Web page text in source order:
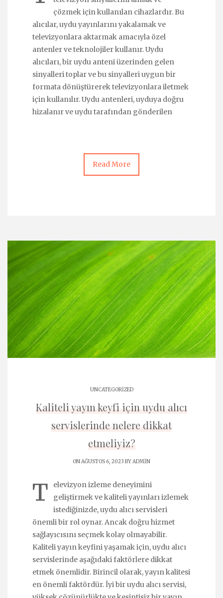
çözmek için kullanılan cihazlardır. Bu
alıcılar, uydu yayınlarını yakalamak ve
televizyonlara aktarmak amacıyla özel
antenler ve teknolojiler kullanır. Uydu
alıcıları, bir uydu anteni üzerinden gelen
sinyalleri toplar ve bu sinyalleri uygun bir
formata dönüştürerek televizyonlara iletmek
için kullanılır. Uydu antenleri, uyduya doğru
hizalanır ve uydu tarafından gönderilen
Read More
UNCATEGORIZED
Kaliteli yayın keyfi için uydu alıcı
servislerinde nelere dikkat
etmeliyiz?
ON AĞUSTOS 6, 2023 BYADMIN
T
elevizyon izleme deneyimini
geliştirmek ve kaliteli yayınları izlemek
istediğinizde, uydu alıcı servisleri
önemli bir rol oynar. Ancak doğru hizmet
sağlayıcısını seçmek kolay olmayabilir.
Kaliteli yayın keyfini yaşamak için, uydu alıcı
servislerinde aşağıdaki faktörlere dikkat
etmek önemlidir. Birincil olarak, yayın kalitesi
en önemli faktördür. İyi bir uydu alıcı servisi,